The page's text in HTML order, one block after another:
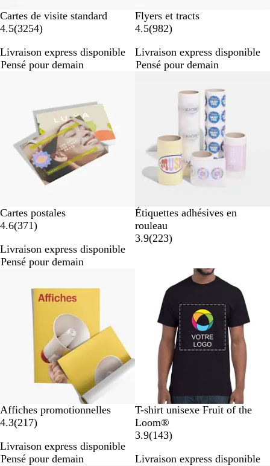
Cartes de visite standard
4.5(3254a
i
s
)
Livraison express disponible
Pensé pour demain
Flyers et tracts
4.5(982a
i
s
)
Livraison express disponible
Pensé pour demain
Cartes postales
4.6(371a
i
s
)
Livraison express disponible
Pensé pour demain
Étiquettes adhésives en
rouleau
3.9(223a
)
Affiches promotionnelles
4.3(217a
i
s
)
Livraison express disponible
Pensé pour demain
N
o
i
B
l
e
m
B
l
e
r
G
r
i
c
O
r
a
g
T-shirt unisexe Fruit of the
Loom®
3.9(143a
i
)
Livraison express disponible